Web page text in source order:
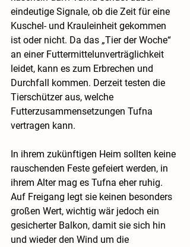
eindeutige Signale, ob die Zeit für eine
Kuschel- und Krauleinheit gekommen
ist oder nicht. Da das „Tier der Woche“
an einer Futtermittelunverträglichkeit
leidet, kann es zum Erbrechen und
Durchfall kommen. Derzeit testen die
Tierschützer aus, welche
Futterzusammensetzungen Tufna
vertragen kann.
In ihrem zukünftigen Heim sollten keine
rauschenden Feste gefeiert werden, in
ihrem Alter mag es Tufna eher ruhig.
Auf Freigang legt sie keinen besonders
großen Wert, wichtig wär jedoch ein
gesicherter Balkon, damit sie sich hin
und wieder den Wind um die